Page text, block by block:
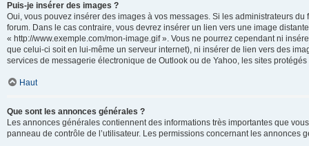
Puis-je insérer des images ?
Oui, vous pouvez insérer des images à vos messages. Si les administrateurs
forum. Dans le cas contraire, vous devrez insérer un lien vers une image
« http://www.exemple.com/mon-image.gif ». Vous ne pourrez cependant ni
que celui-ci soit en lui-même un serveur internet), ni insérer de lien vers des
services de messagerie électronique de Outlook ou de Yahoo, les sites
Haut
Que sont les annonces générales ?
Les annonces générales contiennent des informations très importantes que
panneau de contrôle de l’utilisateur. Les permissions concernant les annonces